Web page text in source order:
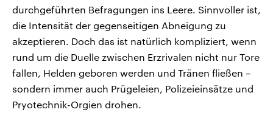
durchgeführten Befragungen ins Leere. Sinnvoller ist,
die Intensität der gegenseitigen Abneigung zu
akzeptieren. Doch das ist natürlich kompliziert, wenn
rund um die Duelle zwischen Erzrivalen nicht nur Tore
fallen, Helden geboren werden und Tränen fließen –
sondern immer auch Prügeleien, Polizeieinsätze und
Pryotechnik-Orgien drohen.